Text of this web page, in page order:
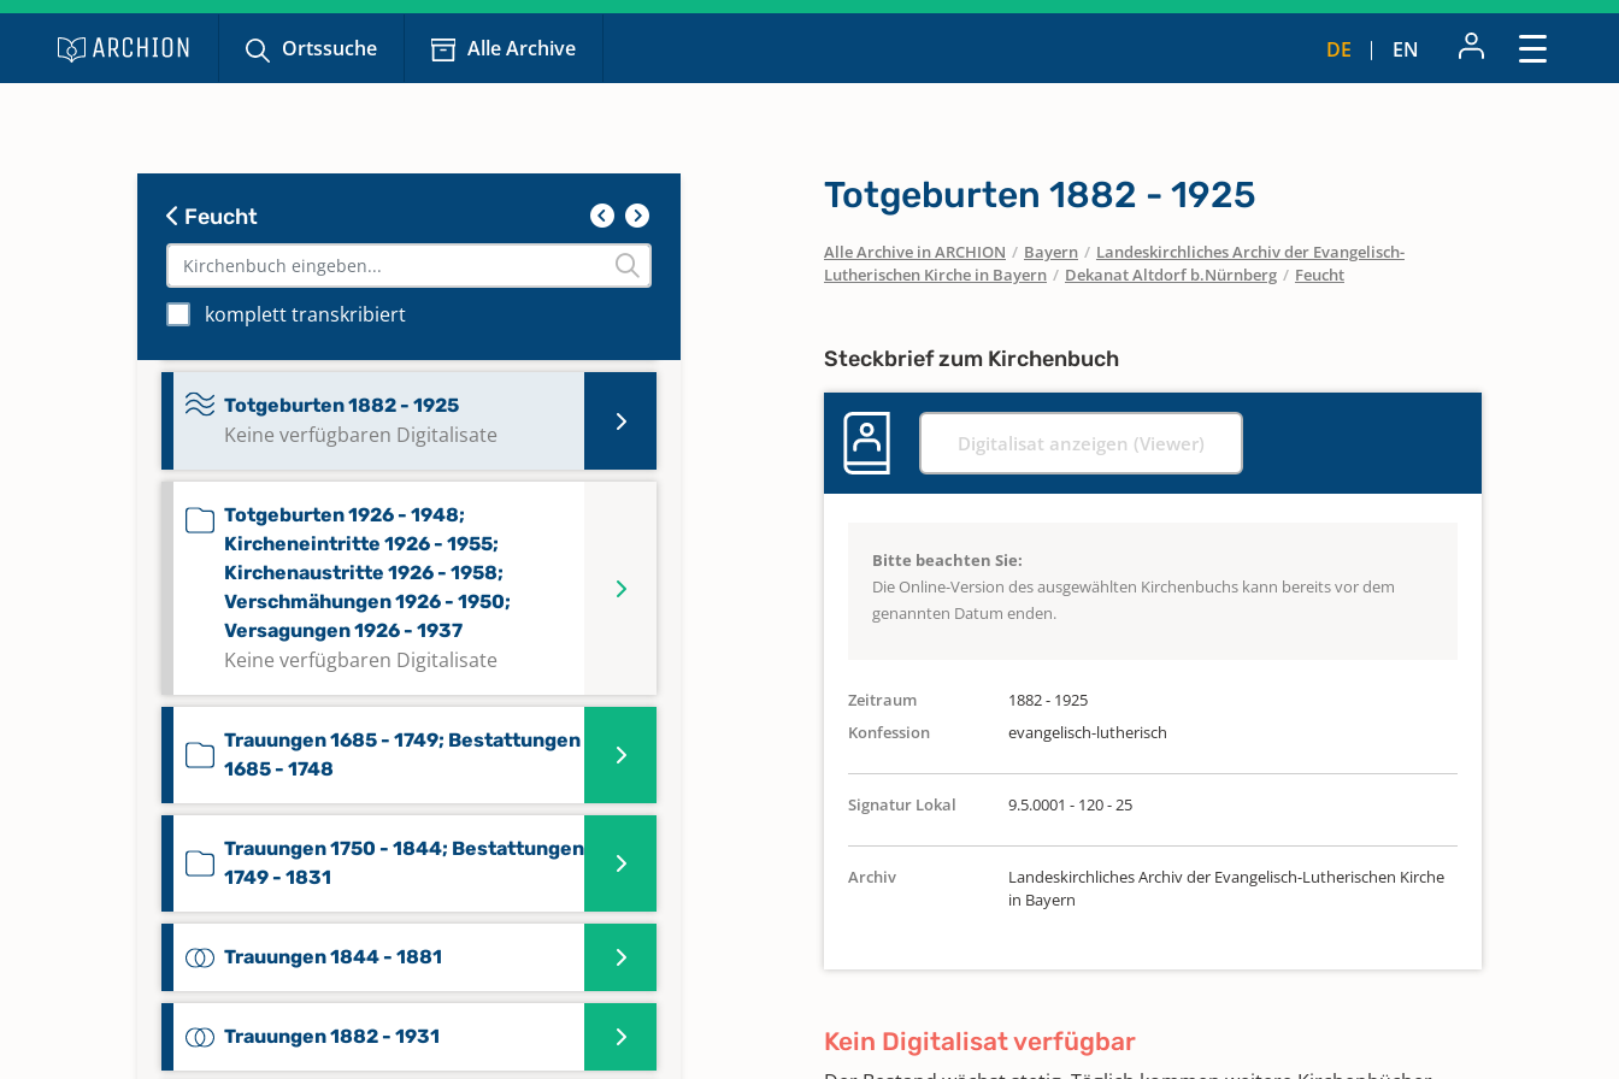
Ortssuche Alle Archive DE EN
Feucht
komplett transkribiert
Keine verfügbaren Digitalisate
Taufen 2015 - 2023
Keine verfügbaren Digitalisate
Totgeburten 1882 - 1925
Keine verfügbaren Digitalisate
Totgeburten 1926 - 1948;
Kircheneintritte 1926 - 1955;
Kirchenaustritte 1926 - 1958;
Verschmähungen 1926 - 1950;
Versagungen 1926 - 1937
Keine verfügbaren Digitalisate
Trauungen 1685 - 1749; Bestattungen
1685 - 1748
Trauungen 1750 - 1844; Bestattungen
1749 - 1831
Trauungen 1844 - 1881
Trauungen 1882 - 1931
Totgeburten 1882 - 1925
Alle Archive in ARCHION / Bayern / Landeskirchliches Archiv der Evangelisch-
Lutherischen Kirche in Bayern / Dekanat Altdorf b.Nürnberg / Feucht
Steckbrief zum Kirchenbuch
Digitalisat anzeigen (Viewer)
Bitte beachten Sie:
Die Online-Version des ausgewählten Kirchenbuchs kann bereits vor dem
genannten Datum enden.
Zeitraum
1882 - 1925
Konfession
evangelisch-lutherisch
Signatur Lokal 9.5.0001 - 120 - 25
Archiv
Landeskirchliches Archiv der Evangelisch-Lutherischen Kirche
in Bayern
Kein Digitalisat verfügbar